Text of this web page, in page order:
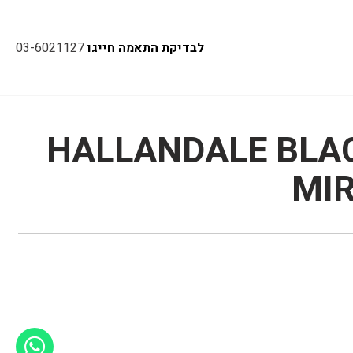
לבדיקת התאמה חייגו03-6021127
HALLANDALE